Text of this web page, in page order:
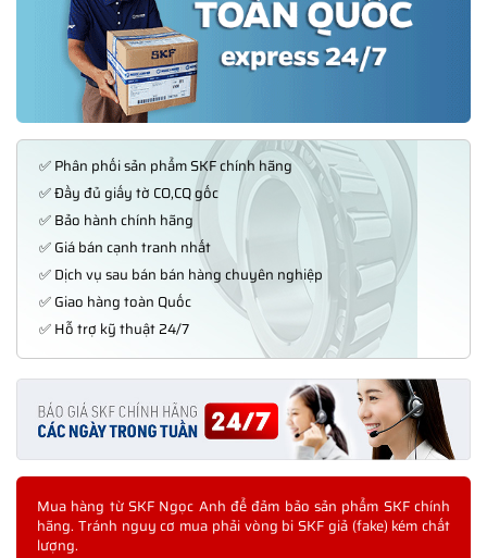
✅ Phân phối sản phẩm SKF chính hãng
✅ Đầy đủ giấy tờ CO,CQ gốc
✅ Bảo hành chính hãng
✅ Giá bán cạnh tranh nhất
✅ Dịch vụ sau bán bán hàng chuyên nghiệp
✅ Giao hàng toàn Quốc
✅ Hỗ trợ kỹ thuật 24/7
Mua hàng từ SKF Ngọc Anh để đảm bảo sản phẩm SKF chính
hãng. Tránh nguy cơ mua phải vòng bi SKF giả (fake) kém chất
lượng.